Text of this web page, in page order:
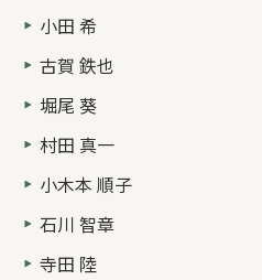
小田 希
古賀 鉄也
堀尾 葵
村田 真一
小木本 順子
石川 智章
寺田 陸